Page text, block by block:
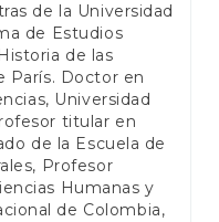
de la Universidad
de Estudios
de las
París. Doctor en
Universidad
titular en
de la Escuela de
Profesor
Humanas y
de Colombia,